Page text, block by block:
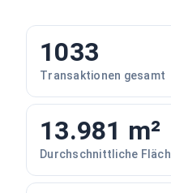
1033
Transaktionen gesamt
13.981 m²
Durchschnittliche